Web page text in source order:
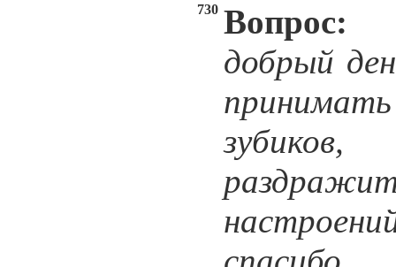
730 Вопрос:
добрый